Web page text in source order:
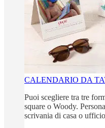
CALENDARIO DA
Puoi scegliere tra tre
square o Woody.
scrivania di casa o